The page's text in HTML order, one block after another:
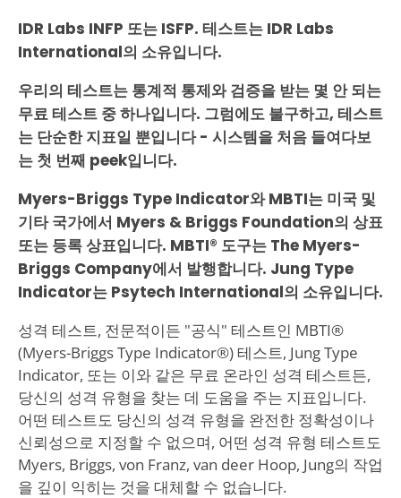
IDR Labs INFP 또는 ISFP. 테스트는 IDR Labs
International의 소유입니다.
우리의 테스트는 통계적 통제와 검증을 받는 몇 안 되는
무료 테스트 중 하나입니다. 그럼에도 불구하고, 테스트
는 단순한 지표일 뿐입니다 - 시스템을 처음 들여다보
는 첫 번째 peek입니다.
Myers-Briggs Type Indicator와 MBTI는 미국 및
기타 국가에서 Myers & Briggs Foundation의 상표
또는 등록 상표입니다. MBTI® 도구는 The Myers-
Briggs Company에서 발행합니다. Jung Type
Indicator는 Psytech International의 소유입니다.
성격 테스트, 전문적이든 "공식" 테스트인 MBTI®
(Myers-Briggs Type Indicator®) 테스트, Jung Type
Indicator, 또는 이와 같은 무료 온라인 성격 테스트든,
당신의 성격 유형을 찾는 데 도움을 주는 지표입니다.
어떤 테스트도 당신의 성격 유형을 완전한 정확성이나
신뢰성으로 지정할 수 없으며, 어떤 성격 유형 테스트도
Myers, Briggs, von Franz, van deer Hoop, Jung의 작업
을 깊이 익히는 것을 대체할 수 없습니다.